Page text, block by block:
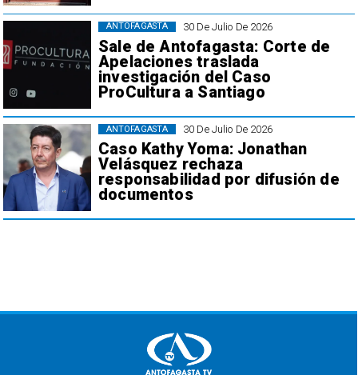
30 De Julio De 2026
Sale de Antofagasta: Corte de
Apelaciones traslada
investigación del Caso
ProCultura a Santiago
ANTOFAGASTA
30 De Julio De 2026
Caso Kathy Yoma: Jonathan
Velásquez rechaza
responsabilidad por difusión de
documentos
ANTOFAGASTA